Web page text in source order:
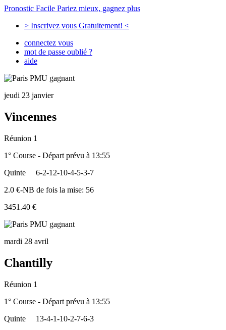
Pronostic Facile Pariez mieux, gagnez plus
> Inscrivez vous Gratuitement! <
connectez vous
mot de passe oublié ?
aide
jeudi 23 janvier
Vincennes
Réunion 1
1° Course - Départ prévu à 13:55
Quinte
6-2-12-10-4-5-3-7
2.0 €-NB de fois la mise: 56
3451.40 €
mardi 28 avril
Chantilly
Réunion 1
1° Course - Départ prévu à 13:55
Quinte
13-4-1-10-2-7-6-3